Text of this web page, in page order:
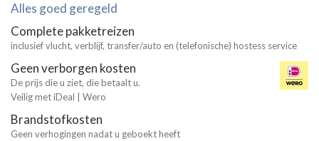
Alles goed geregeld
Complete pakketreizen
inclusief vlucht, verblijf, transfer/auto en (telefonische) hostess service
Geen verborgen kosten
De prijs die u ziet, die betaalt u.
Veilig met iDeal | Wero
Brandstofkosten
Geen verhogingen nadat u geboekt heeft